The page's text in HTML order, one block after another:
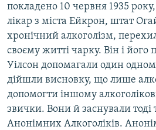
покладено 10 червня 1935
лікар з міста Ейкрон, штат
хронічний алкоголізм,
своєму житті чарку. Він і його
Уілсон допомагали один
дійшли висновку, що лише
допомогти іншому
звички. Вони й заснували тоді
Анонімних Алкоголіків.